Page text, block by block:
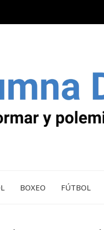
BOXEO FÚTBOL